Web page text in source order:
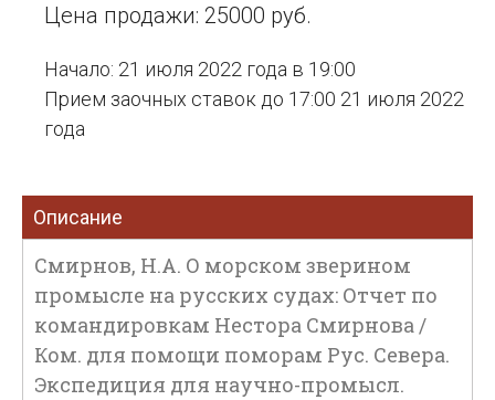
Цена продажи: 25000 руб.
Начало: 21 июля 2022 года в 19:00
Прием заочных ставок до 17:00 21 июля 2022
года
Описание
Смирнов, Н.А. О морском зверином
промысле на русских судах: Отчет по
командировкам Нестора Смирнова /
Ком. для помощи поморам Рус. Севера.
Экспедиция для научно-промысл.